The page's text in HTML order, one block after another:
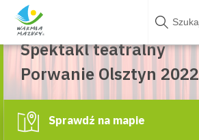
Skip
Olsztyn
Spektakl teatralny
Porwanie Olsztyn 2022
Sprawdź na mapie